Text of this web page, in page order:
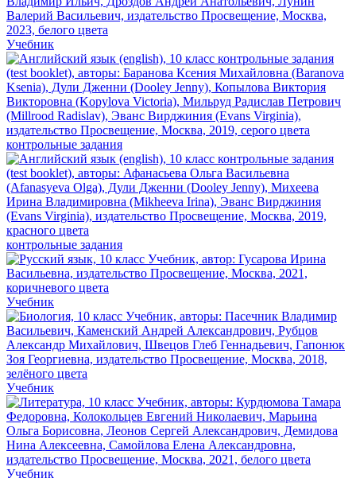
Учебник
контрольные задания
контрольные задания
Учебник
Учебник
Учебник